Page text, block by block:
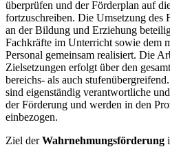
überprüfen und der Förderplan auf
fortzuschreiben. Die Umsetzung des
an der Bildung und Erziehung
Fachkräfte im Unterricht sowie dem
Personal gemeinsam realisiert. Die
Zielsetzungen erfolgt über den
bereichs- als auch
sind eigenständig verantwortliche
der Förderung und werden in den
einbezogen.
Ziel derWahrnehmungsförderung